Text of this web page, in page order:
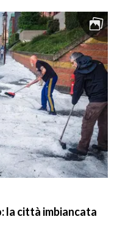
la città imbiancata